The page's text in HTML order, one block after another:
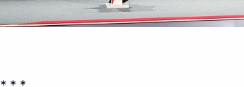
Видеообращение по случаю Дня
безопасности